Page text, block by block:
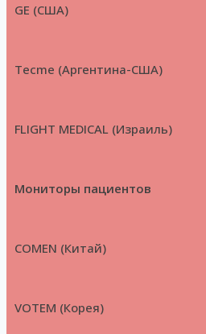
GE (США)
Tecme (Аргентина-США)
FLIGHT MEDICAL (Израиль)
Мониторы пациентов
COMEN (Китай)
VOTEM (Корея)